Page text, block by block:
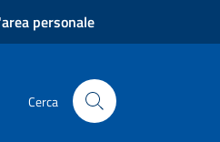
personale
Cerca